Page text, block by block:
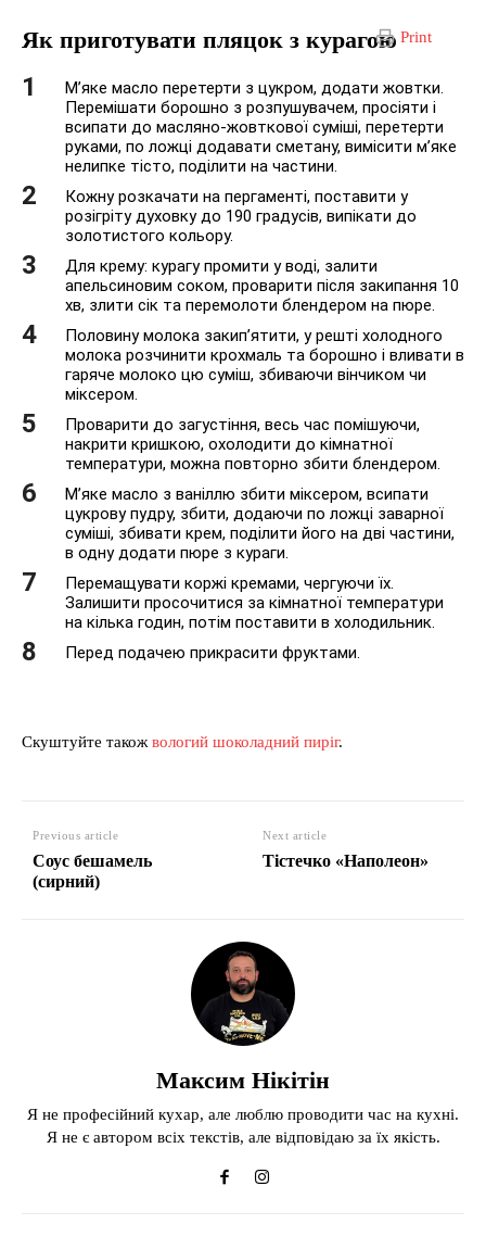
Print
Як приготувати пляцок з курагою
М’яке масло перетерти з цукром, додати жовтки.
Перемішати борошно з розпушувачем, просіяти і
всипати до масляно-жовткової суміші, перетерти
руками, по ложці додавати сметану, вимісити м’яке
нелипке тісто, поділити на частини.
Кожну розкачати на пергаменті, поставити у
розігріту духовку до 190 градусів, випікати до
золотистого кольору.
Для крему: курагу промити у воді, залити
апельсиновим соком, проварити після закипання 10
хв, злити сік та перемолоти блендером на пюре.
Половину молока закип’ятити, у решті холодного
молока розчинити крохмаль та борошно і вливати в
гаряче молоко цю суміш, збиваючи вінчиком чи
міксером.
Проварити до загустіння, весь час помішуючи,
накрити кришкою, охолодити до кімнатної
температури, можна повторно збити блендером.
М’яке масло з ваніллю збити міксером, всипати
цукрову пудру, збити, додаючи по ложці заварної
суміші, збивати крем, поділити його на дві частини,
в одну додати пюре з кураги.
Перемащувати коржі кремами, чергуючи їх.
Залишити просочитися за кімнатної температури
на кілька годин, потім поставити в холодильник.
Перед подачею прикрасити фруктами.
Скуштуйте також вологий шоколадний пиріг.
Previous article
Соус бешамель
(сирний)
Next article
Тістечко «Наполеон»
Максим Нікітін
Я не професійний кухар, але люблю проводити час на кухні.
Я не є автором всіх текстів, але відповідаю за їх якість.